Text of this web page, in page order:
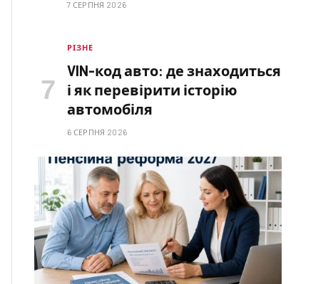
7 СЕРПНЯ 2026
РІЗНЕ
VIN-код авто: де знаходиться
і як перевірити історію
автомобіля
6 СЕРПНЯ 2026